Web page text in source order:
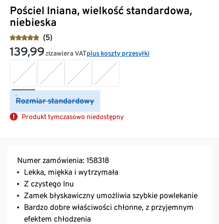
Pościel lniana, wielkość standardowa,
niebieska
(5)
139,99 złzawiera VATplus koszty przesyłki
Rozmiar standardowy
Produkt tymczasowo niedostępny
Numer zamówienia: 158318
Lekka, miękka i wytrzymała
Z czystego lnu
Zamek błyskawiczny umożliwia szybkie powlekanie
Bardzo dobre właściwości chłonne, z przyjemnym
efektem chłodzenia